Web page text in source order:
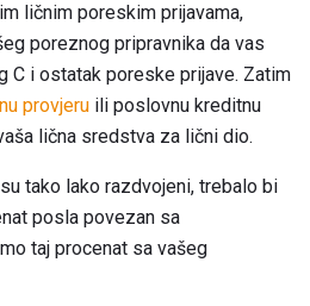
ličnim poreskim prijavama,
poreznog pripravnika da vas
C i ostatak poreske prijave. Zatim
provjeru ili poslovnu kreditnu
lična sredstva za lični dio.
tako lako razdvojeni, trebalo bi
posla povezan sa
taj procenat sa vašeg